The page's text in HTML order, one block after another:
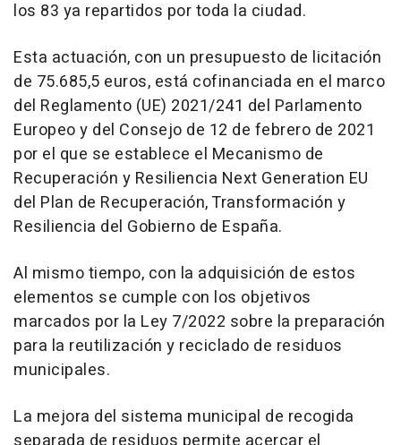
los 83 ya repartidos por toda la ciudad.
Esta actuación, con un presupuesto de licitación
de 75.685,5 euros, está cofinanciada en el marco
del Reglamento (UE) 2021/241 del Parlamento
Europeo y del Consejo de 12 de febrero de 2021
por el que se establece el Mecanismo de
Recuperación y Resiliencia Next Generation EU
del Plan de Recuperación, Transformación y
Resiliencia del Gobierno de España.
Al mismo tiempo, con la adquisición de estos
elementos se cumple con los objetivos
marcados por la Ley 7/2022 sobre la preparación
para la reutilización y reciclado de residuos
municipales.
La mejora del sistema municipal de recogida